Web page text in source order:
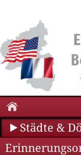
Städte &